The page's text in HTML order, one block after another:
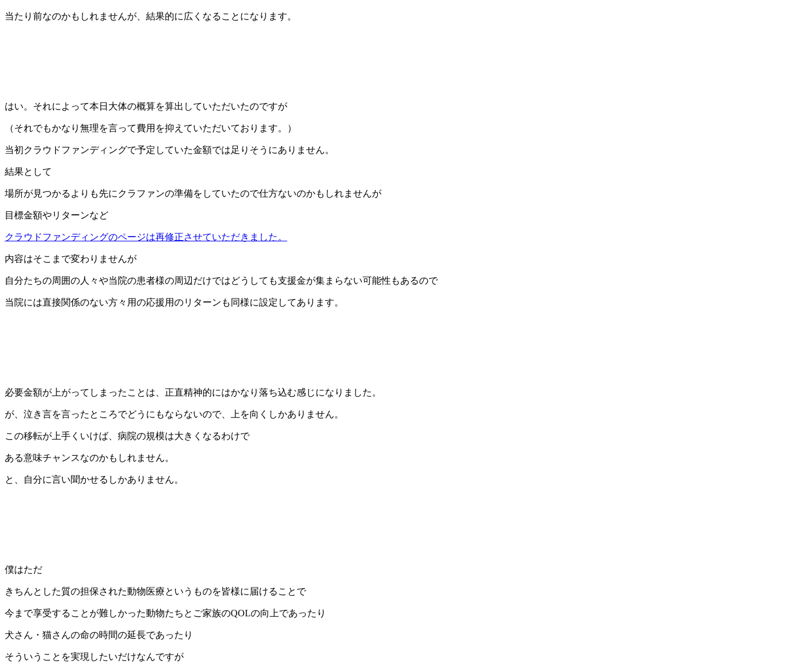
当たり前なのかもしれませんが、結果的に広くなることになります。
はい。それによって本日大体の概算を算出していただいたのですが
（それでもかなり無理を言って費用を抑えていただいております。）
当初クラウドファンディングで予定していた金額では足りそうにありません。
結果として
場所が見つかるよりも先にクラファンの準備をしていたので仕方ないのかもしれませんが
目標金額やリターンなど
クラウドファンディングのページは再修正させていただきました。
内容はそこまで変わりませんが
自分たちの周囲の人々や当院の患者様の周辺だけではどうしても支援金が集まらない可能性もあるので
当院には直接関係のない方々用の応援用のリターンも同様に設定してあります。
必要金額が上がってしまったことは、正直精神的にはかなり落ち込む感じになりました。
が、泣き言を言ったところでどうにもならないので、上を向くしかありません。
この移転が上手くいけば、病院の規模は大きくなるわけで
ある意味チャンスなのかもしれません。
と、自分に言い聞かせるしかありません。
僕はただ
きちんとした質の担保された動物医療というものを皆様に届けることで
今まで享受することが難しかった動物たちとご家族のQOLの向上であったり
犬さん・猫さんの命の時間の延長であったり
そういうことを実現したいだけなんですが